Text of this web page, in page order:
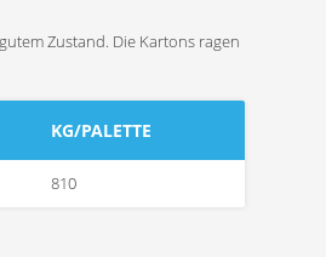
Zustand. Die Kartons ragen
KG/PALETTE
810